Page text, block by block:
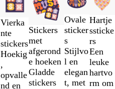
Vierka
nte
stickers
Hoekig
,
opvalle
nd en
Stickers
met
afgerond
e hoeken
Gladde
stickers
Ovale
sticker
s
Stijlvo
l en
elegan
t, met
Hartje
ssticke
rs
Een
leuke
hartvo
rm om